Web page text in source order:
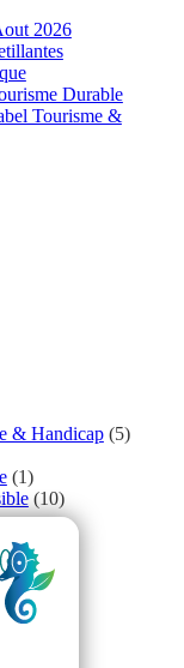
2026
Durable
Tourisme &
& Handicap(5)
(1)
(10)